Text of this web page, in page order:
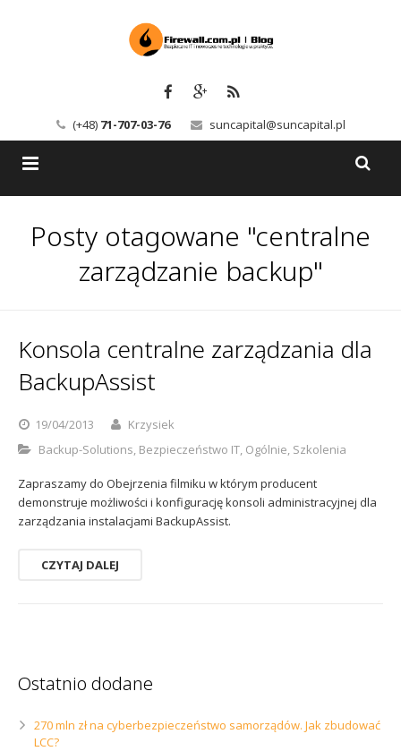
(+48) 71-707-03-76 suncapital@suncapital.pl
Backup-Solutions
Serwery pocztowe
Sophos
Usługi
Kontakt
Polityka prywatności
Posty otagowane "centralne
zarządzanie backup"
Konsola centralne zarządzania dla
BackupAssist
19/04/2013
Krzysiek
Backup-Solutions, Bezpieczeństwo IT, Ogólnie, Szkolenia
Zapraszamy do Obejrzenia filmiku w którym producent
demonstruje możliwości i konfigurację konsoli administracyjnej dla
zarządzania instalacjami BackupAssist.
CZYTAJ DALEJ
Ostatnio dodane
270 mln zł na cyberbezpieczeństwo samorządów. Jak zbudować
LCC?